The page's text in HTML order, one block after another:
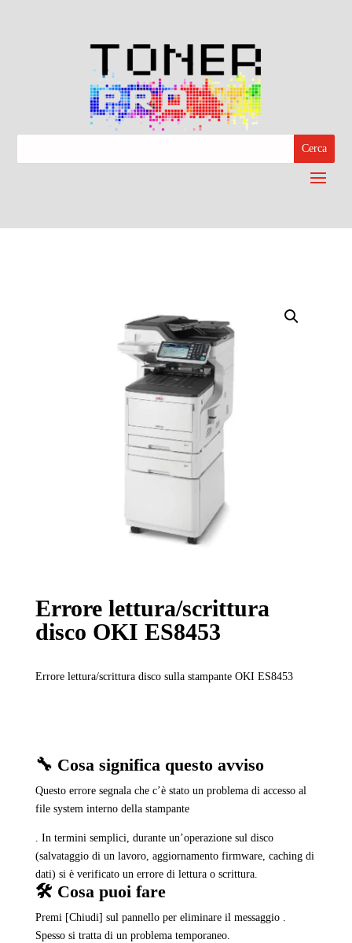
Errore lettura/scrittura
disco OKI ES8453
Errore lettura/scrittura disco sulla stampante OKI ES8453
🔧 Cosa significa questo avviso
Questo errore segnala che c’è stato un problema di accesso al
file system interno della stampante
. In termini semplici, durante un’operazione sul disco
(salvataggio di un lavoro, aggiornamento firmware, caching di
dati) si è verificato un errore di lettura o scrittura.
🛠️ Cosa puoi fare
Premi [Chiudi] sul pannello per eliminare il messaggio .
Spesso si tratta di un problema temporaneo.